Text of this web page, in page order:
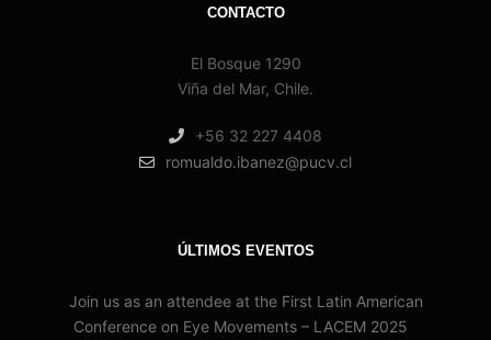
CONTACTO
El Bosque 1290
Viña del Mar, Chile.
+56 32 227 4408
romualdo.ibanez@pucv.cl
ÚLTIMOS EVENTOS
Join us as an attendee at the First Latin American
Conference on Eye Movements – LACEM 2025